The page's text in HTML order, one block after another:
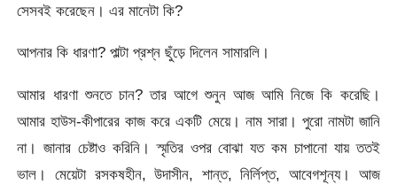
সেসবই করেছেন। এর মানেটা কি?
আপনার কি ধারণা? পাল্টা প্রশ্ন ছুঁড়ে দিলেন সামারলি।
আমার ধারণা শুনতে চান? তার আগে শুনুন আজ আমি নিজে কি করেছি।
আমার হাউস-কীপারের কাজ করে একটি মেয়ে। নাম সারা। পুরো নামটা জানি
না। জানার চেষ্টাও করিনি। স্মৃতির ওপর বোঝা যত কম চাপানো যায় ততই
ভাল। মেয়েটা রসকষহীন, উদাসীন, শান্ত, নির্লিপ্ত, আবেগশূন্য। আজ